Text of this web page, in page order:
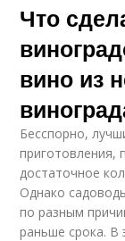
Что
вино из
Бесспорно,
приготовления,
достаточное
Однако
по разным
раньше срока. В